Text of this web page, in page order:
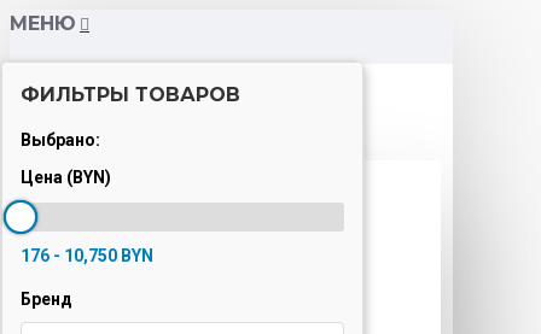
МЕНЮ
Вытяжки
Кондиционеры
ФИЛЬТРЫ ТОВАРОВ
Выбрано:
Цена (BYN)
176 - 10,750 BYN
Бренд